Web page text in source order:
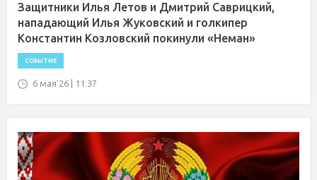
Защитники Илья Летов и Дмитрий Саврицкий,
нападающий Илья Жуковский и голкипер
Константин Козловский покинули «Неман»
СОБЫТИЕ
6 мая'26 | 11:37